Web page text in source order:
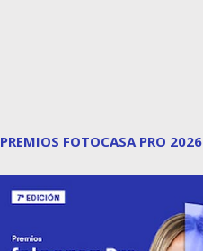
PREMIOS FOTOCASA PRO 2026